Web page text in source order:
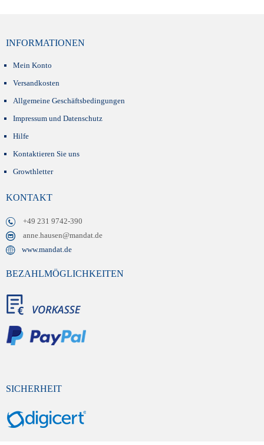
INFORMATIONEN
Mein Konto
Versandkosten
Allgemeine Geschäftsbedingungen
Impressum und Datenschutz
Hilfe
Kontaktieren Sie uns
Growthletter
KONTAKT
+49 231 9742-390
anne.hausen@mandat.de
www.mandat.de
BEZAHLMÖGLICHKEITEN
SICHERHEIT